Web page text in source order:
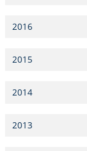
2016
2015
2014
2013